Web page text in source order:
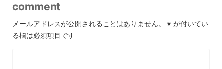
comment
メールアドレスが公開されることはありません。 ※ が付いてい
る欄は必須項目です